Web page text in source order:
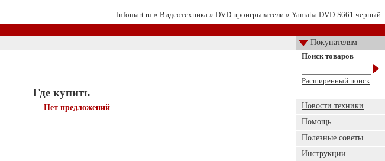
Infomart.ru » Видеотехника » DVD проигрыватели » Yamaha DVD-S661 черный
Покупателям
Где купить
Нет предложений
Поиск товаров
Расширенный поиск
Новости техники
Помощь
Полезные советы
Инструкции